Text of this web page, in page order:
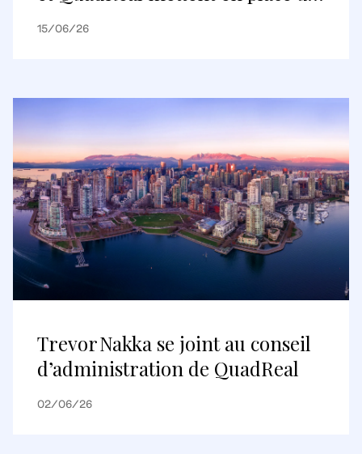
premier partenariat de
15/06/26
Trevor Nakka se joint au conseil
d’administration de QuadReal
02/06/26